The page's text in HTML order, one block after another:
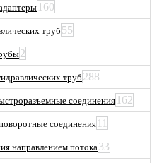
160
труб 55
2
труб288
соединения 162
соединения11
направлением потока33